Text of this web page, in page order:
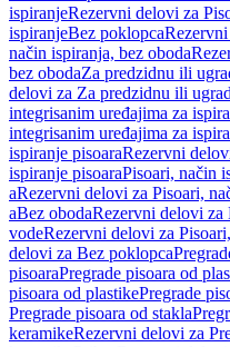
ispiranjeRezervni delovi za
ispiranjeBez poklopca
način ispiranja, bez oboda
bez obodaZa predzidnu ili
delovi za Za predzidnu ili
integrisanim uređajima za
integrisanim uređajima za
ispiranje pisoaraRezervni
ispiranje pisoaraPisoari, način
aRezervni delovi za Pisoari,
aBez obodaRezervni delovi za
vodeRezervni delovi za
delovi za Bez poklopca
pisoaraPregrade pisoara od
pisoara od plastikePregrade
Pregrade pisoara od stakla
keramikeRezervni delovi za